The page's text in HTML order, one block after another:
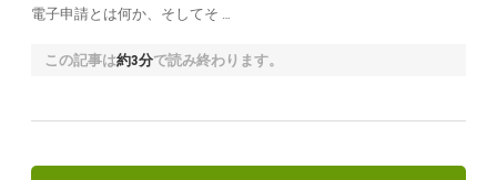
電子申請とは何か、そしてそ …
この記事は約3分で読み終わります。